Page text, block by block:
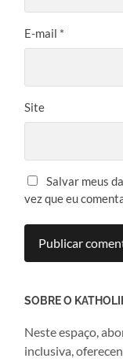
E-mail *
Site
Salvar meus
vez que eu
SOBRE O
Neste espaço,
inclusiva,